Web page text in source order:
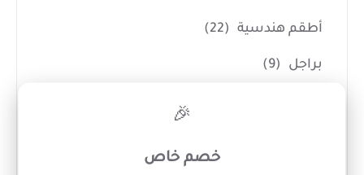
أطقم هندسية (22)
براجل (9)
🎉
خصم خاص